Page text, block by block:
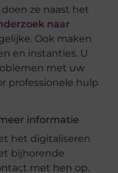
ze naast het
naar
Ook maken
en instanties. U
met uw
professionele hulp
informatie
het digitaliseren
bijhorende
met hen op.